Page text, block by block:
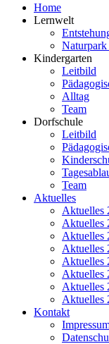
Home
Lernwelt
Naturpark
Kindergarten
Leitbild
Alltag
Team
Dorfschule
Leitbild
Team
Aktuelles
Aktuelles
Aktuelles
Aktuelles
Aktuelles
Aktuelles
Aktuelles
Aktuelles
Aktuelles
Kontakt